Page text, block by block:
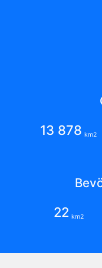
13 878 km2
22 km2